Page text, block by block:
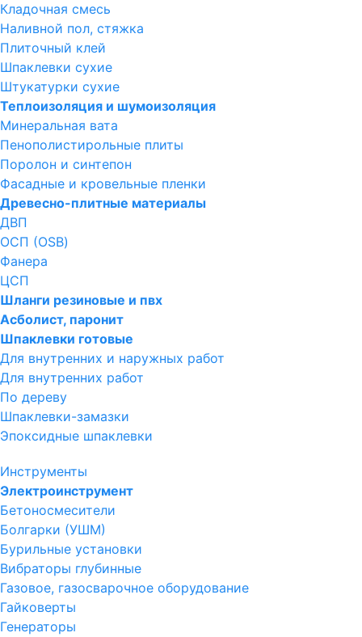
Кладочная смесь
Наливной пол, стяжка
Плиточный клей
Шпаклевки сухие
Штукатурки сухие
Теплоизоляция и шумоизоляция
Минеральная вата
Пенополистирольные плиты
Поролон и синтепон
Фасадные и кровельные пленки
Древесно-плитные материалы
ДВП
ОСП (OSB)
Фанера
ЦСП
Шланги резиновые и пвх
Асболист, паронит
Шпаклевки готовые
Для внутренних и наружных работ
Для внутренних работ
По дереву
Шпаклевки-замазки
Эпоксидные шпаклевки
Инструменты
Электроинструмент
Бетоносмесители
Болгарки (УШМ)
Бурильные установки
Вибраторы глубинные
Газовое, газосварочное оборудование
Гайковерты
Генераторы